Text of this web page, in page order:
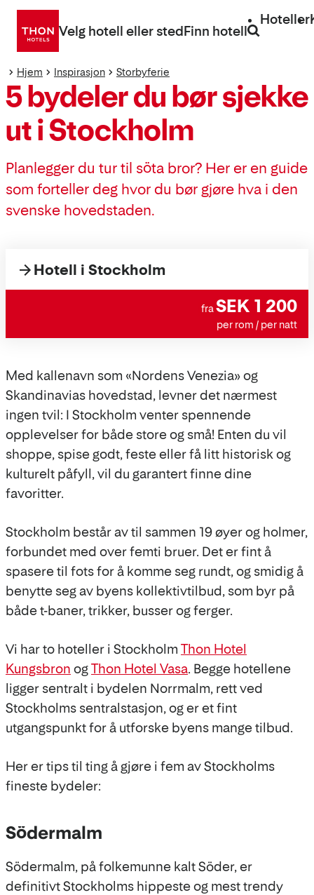
Gå
direkte
Velg hotell eller stedFinn hotell
Hoteller
Hjem Inspirasjon Storbyferie
5 bydeler du bør sjekke
ut i Stockholm
Planlegger du tur til söta bror? Her er en guide
som forteller deg hvor du bør gjøre hva i den
svenske hovedstaden.
Hotell i Stockholm
fraSEK 1 200
per rom / per natt
Med kallenavn som «Nordens Venezia» og
Skandinavias hovedstad, levner det nærmest
ingen tvil: I Stockholm venter spennende
opplevelser for både store og små! Enten du vil
shoppe, spise godt, feste eller få litt historisk og
kulturelt påfyll, vil du garantert finne dine
favoritter.
Stockholm består av til sammen 19 øyer og holmer,
forbundet med over femti bruer. Det er fint å
spasere til fots for å komme seg rundt, og smidig å
benytte seg av byens kollektivtilbud, som byr på
både t-baner, trikker, busser og ferger.
Vi har to hoteller i Stockholm Thon Hotel
Kungsbron ogThon Hotel Vasa. Begge hotellene
ligger sentralt i bydelen Norrmalm, rett ved
Stockholms sentralstasjon, og er et fint
utgangspunkt for å utforske byens mange tilbud.
Her er tips til ting å gjøre i fem av Stockholms
fineste bydeler:
Södermalm
Södermalm, på folkemunne kalt Söder, er
definitivt Stockholms hippeste og mest trendy